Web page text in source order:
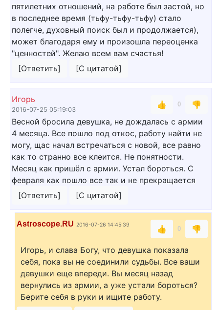
пятилетних отношений, на работе был застой, но
в последнее время (тьфу-тьфу-тьфу) стало
полегче, духовный поиск был и продолжается),
может благодаря ему и произошла переоценка
"ценностей". Желаю всем вам счастья!
[Ответить]
[С цитатой]
Игорь
2016-07-25 05:19:03
👍 0
👎
Весной бросила девушка, не дождалась с армии
4 месяца. Все пошло под откос, работу найти не
могу, щас начал встречаться с новой, все равно
как то странно все клеится. Не понятности.
Месяц как пришёл с армии. Устал бороться. С
февраля как пошло все так и не прекращается
[Ответить]
[С цитатой]
Astroscope.RU 2016-07-26 14:45:39 👍 0 👎
Игорь, и слава Богу, что девушка показала
себя, пока вы не соединили судьбы. Все ваши
девушки еще впереди. Вы месяц назад
вернулись из армии, а уже устали бороться?
Берите себя в руки и ищите работу.